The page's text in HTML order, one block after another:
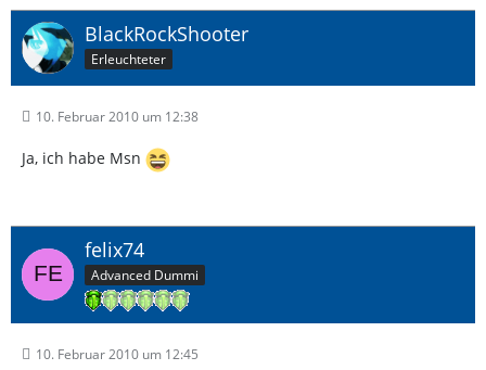
BlackRockShooter
Erleuchteter
10. Februar 2010 um 12:38
Ja, ich habe Msn
felix74
Advanced Dummi
10. Februar 2010 um 12:45